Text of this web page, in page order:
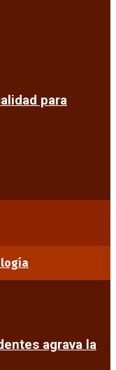
para
agrava la